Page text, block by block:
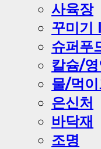
사육장
꾸미기
슈퍼푸
칼슘/
물/먹
은신처
바닥재
조명